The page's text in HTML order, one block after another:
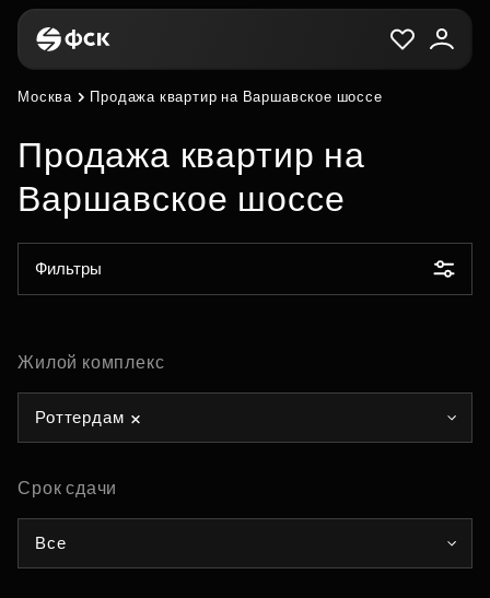
Москва Продажа квартир на Варшавское шоссе
Продажа квартир на
Варшавское шоссе
Фильтры
Жилой комплекс
Роттердам
Срок сдачи
Все